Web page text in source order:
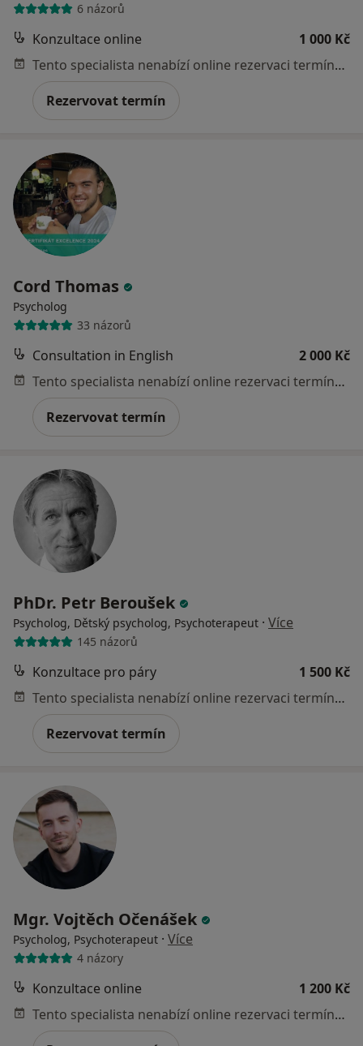
6 názorů
Konzultace online
1 000 Kč
Tento specialista nenabízí online rezervaci termínu na této adrese.
Rezervovat termín
Cord Thomas
Psycholog
33 názorů
Consultation in English
2 000 Kč
Tento specialista nenabízí online rezervaci termínu na této adrese.
Rezervovat termín
PhDr. Petr Beroušek
Psycholog, Dětský psycholog, Psychoterapeut · Více
145 názorů
Konzultace pro páry
1 500 Kč
Tento specialista nenabízí online rezervaci termínu na této adrese.
Rezervovat termín
Mgr. Vojtěch Očenášek
Psycholog, Psychoterapeut · Více
4 názory
Konzultace online
1 200 Kč
Tento specialista nenabízí online rezervaci termínu na této adrese.